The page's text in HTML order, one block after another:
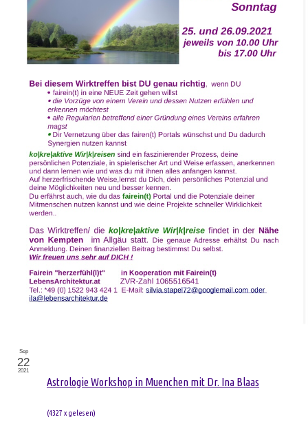
Astrologie Workshop in Muenchen mit Dr. Ina Blaas
(4327 x gelesen)
Sep
22
2021